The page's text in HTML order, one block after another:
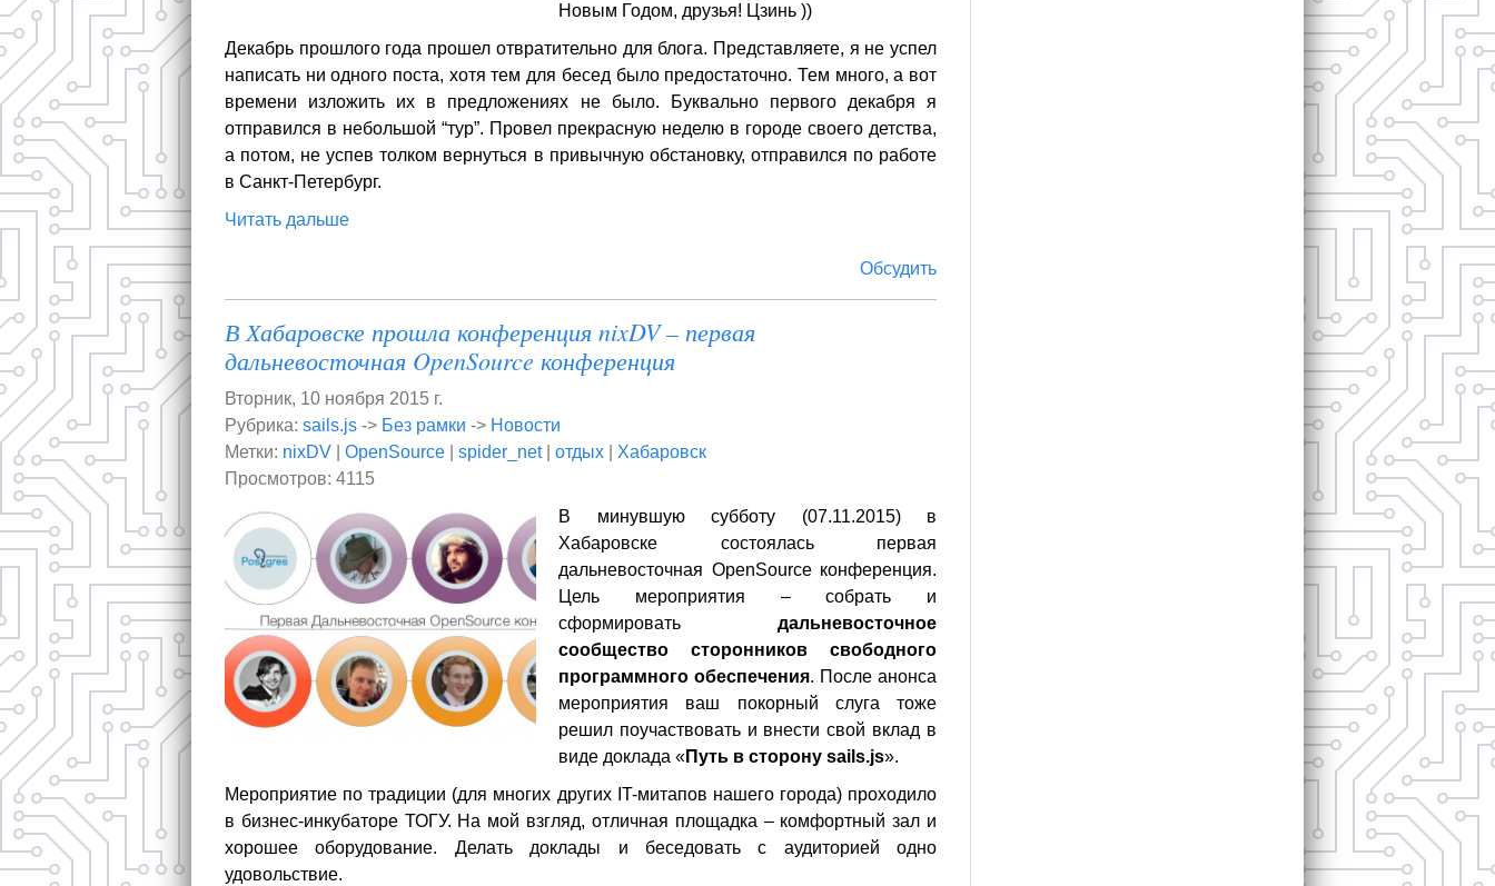
Новым Годом, друзья! Цзинь ))
Декабрь прошлого года прошел отвратительно для блога. Представляете, я не успел
написать ни одного поста, хотя тем для бесед было предостаточно. Тем много, а вот
времени изложить их в предложениях не было. Буквально первого декабря я
отправился в небольшой “тур”. Провел прекрасную неделю в городе своего детства,
а потом, не успев толком вернуться в привычную обстановку, отправился по работе
в Санкт-Петербург.
Читать дальше
Обсудить
В Хабаровске прошла конференция nixDV – первая
дальневосточная OpenSource конференция
Вторник, 10 ноября 2015 г.
Рубрика: sails.js -> Без рамки -> Новости
Метки: nixDV OpenSource spider_net| отдых
Хабаровск
Просмотров: 4115
В минувшую субботу (07.11.2015) в
Хабаровске состоялась первая
дальневосточная OpenSource конференция.
Цель мероприятия – собрать и
сформировать дальневосточное
сообщество сторонников свободного
программного обеспечения. После анонса
мероприятия ваш покорный слуга тоже
решил поучаствовать и внести свой вклад в
виде доклада «Путь в сторону sails.js».
Мероприятие по традиции (для многих других IT-митапов нашего города) проходило
в бизнес-инкубаторе ТОГУ. На мой взгляд, отличная площадка – комфортный зал и
хорошее оборудование. Делать доклады и беседовать с аудиторией одно
удовольствие.